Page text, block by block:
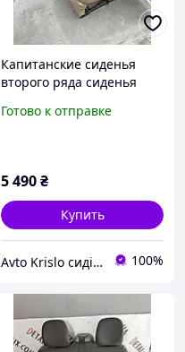
Капитанские сиденья
второго ряда сиденья
капитанское сидушки с
подлокотниками в бус т4
Готово к отправке
5 490₴
Купить
Avto Krislo сидіння 100%